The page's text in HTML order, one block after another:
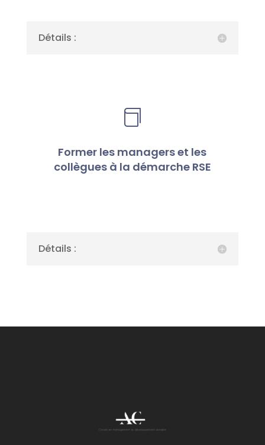
Détails :

Former les managers et les
collègues à la démarche RSE
Détails :